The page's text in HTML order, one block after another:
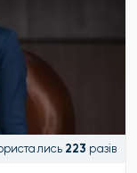
223 разів